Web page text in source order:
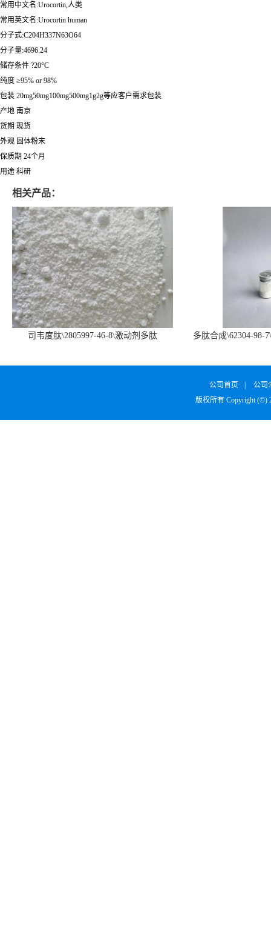
常用中文名:Urocortin,人类
常用英文名:Urocortin human
分子式:C204H337N63O64
分子量:4696.24
储存条件 ?20°C
纯度 ≥95% or 98%
包装 20mg50mg100mg500mg1g2g等应客户需求包装
产地 南京
货期 现货
外观 固体粉末
保质期 24个月
用途 科研
相关产品：
司韦度肽\2805997-46-8\激动剂多肽
多肽合成\62304-98-
公司首页
公司
版权所有 Copyright (©)